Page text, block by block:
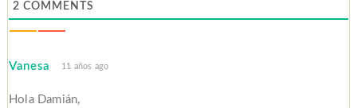
2 COMMENTS
Vanesa 11 años ago
Hola Damián,